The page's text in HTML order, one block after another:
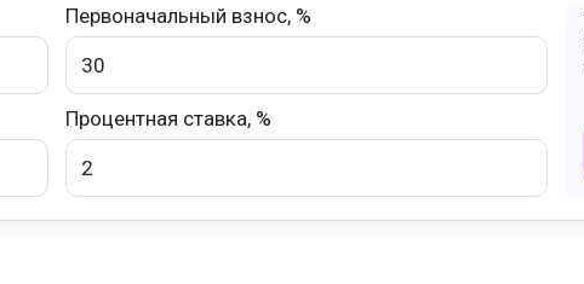
Первоначальный взнос, %
Процентная ставка, %